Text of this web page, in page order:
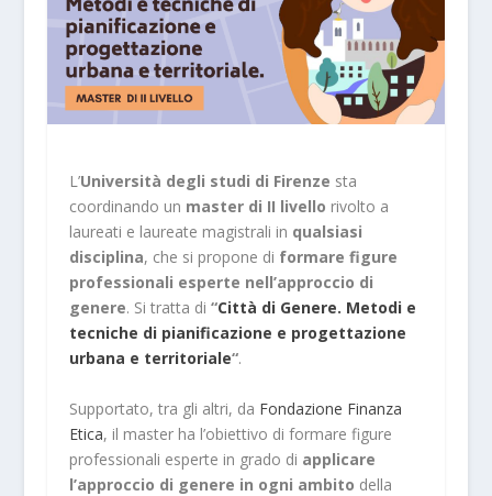
L’Università degli studi di Firenze sta
coordinando un master di II livello rivolto a
laureati e laureate magistrali in qualsiasi
disciplina, che si propone di formare figure
professionali esperte nell’approccio di
genere. Si tratta di “Città di Genere. Metodi e
tecniche di pianificazione e progettazione
urbana e territoriale“.
Supportato, tra gli altri, da Fondazione Finanza
Etica, il master ha l’obiettivo di formare figure
professionali esperte in grado di applicare
l’approccio di genere in ogni ambito della